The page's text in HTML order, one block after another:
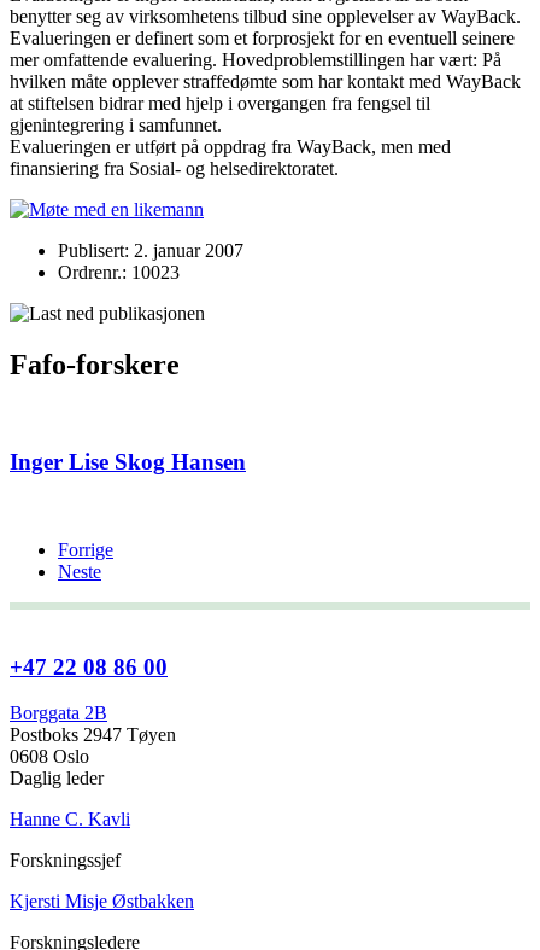
benytter seg av virksomhetens tilbud sine opplevelser av WayBack.
Evalueringen er definert som et forprosjekt for en eventuell seinere
mer omfattende evaluering. Hovedproblemstillingen har vært: På
hvilken måte opplever straffedømte som har kontakt med WayBack
at stiftelsen bidrar med hjelp i overgangen fra fengsel til
gjenintegrering i samfunnet.
Evalueringen er utført på oppdrag fra WayBack, men med
finansiering fra Sosial- og helsedirektoratet.
Publisert: 2. januar 2007
Ordrenr.: 10023
Fafo-forskere
Inger Lise Skog Hansen
Forrige
Neste
+47 22 08 86 00
Borggata 2B
Postboks 2947 Tøyen
0608 Oslo
Daglig leder
Hanne C. Kavli
Forskningssjef
Kjersti Misje Østbakken
Forskningsledere